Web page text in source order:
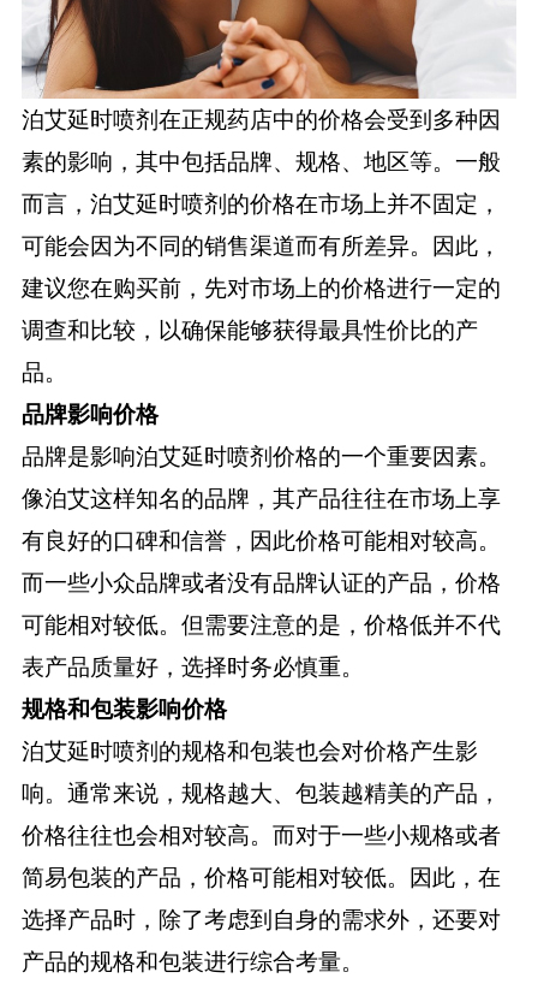
泊艾延时喷剂在正规药店中的价格会受到多种因
素的影响，其中包括品牌、规格、地区等。一般
而言，泊艾延时喷剂的价格在市场上并不固定，
可能会因为不同的销售渠道而有所差异。因此，
建议您在购买前，先对市场上的价格进行一定的
调查和比较，以确保能够获得最具性价比的产
品。
品牌影响价格
品牌是影响泊艾延时喷剂价格的一个重要因素。
像泊艾这样知名的品牌，其产品往往在市场上享
有良好的口碑和信誉，因此价格可能相对较高。
而一些小众品牌或者没有品牌认证的产品，价格
可能相对较低。但需要注意的是，价格低并不代
表产品质量好，选择时务必慎重。
规格和包装影响价格
泊艾延时喷剂的规格和包装也会对价格产生影
响。通常来说，规格越大、包装越精美的产品，
价格往往也会相对较高。而对于一些小规格或者
简易包装的产品，价格可能相对较低。因此，在
选择产品时，除了考虑到自身的需求外，还要对
产品的规格和包装进行综合考量。